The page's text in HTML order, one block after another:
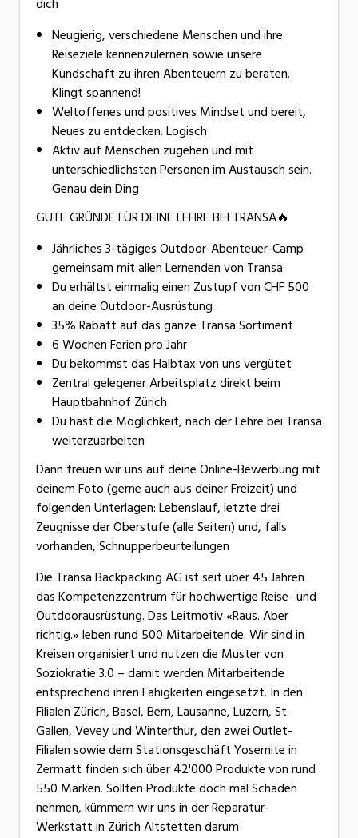
Neugierig, verschiedene Menschen und ihre
Reiseziele kennenzulernen sowie unsere
Kundschaft zu ihren Abenteuern zu beraten.
Klingt spannend!
Weltoffenes und positives Mindset und bereit,
Neues zu entdecken. Logisch
Aktiv auf Menschen zugehen und mit
unterschiedlichsten Personen im Austausch sein.
Genau dein Ding
GUTE GRÜNDE FÜR DEINE LEHRE BEI TRANSA🔥
Jährliches 3-tägiges Outdoor-Abenteuer-Camp
gemeinsam mit allen Lernenden von Transa
Du erhältst einmalig einen Zustupf von CHF 500
an deine Outdoor-Ausrüstung
35% Rabatt auf das ganze Transa Sortiment
6 Wochen Ferien pro Jahr
Du bekommst das Halbtax von uns vergütet
Zentral gelegener Arbeitsplatz direkt beim
Hauptbahnhof Zürich
Du hast die Möglichkeit, nach der Lehre bei Transa
weiterzuarbeiten
Dann freuen wir uns auf deine Online-Bewerbung mit
deinem Foto (gerne auch aus deiner Freizeit) und
folgenden Unterlagen: Lebenslauf, letzte drei
Zeugnisse der Oberstufe (alle Seiten) und, falls
vorhanden, Schnupperbeurteilungen
Die Transa Backpacking AG ist seit über 45 Jahren
das Kompetenzzentrum für hochwertige Reise- und
Outdoorausrüstung. Das Leitmotiv «Raus. Aber
richtig.» leben rund 500 Mitarbeitende. Wir sind in
Kreisen organisiert und nutzen die Muster von
Soziokratie 3.0 – damit werden Mitarbeitende
entsprechend ihren Fähigkeiten eingesetzt. In den
Filialen Zürich, Basel, Bern, Lausanne, Luzern, St.
Gallen, Vevey und Winterthur, den zwei Outlet-
Filialen sowie dem Stationsgeschäft Yosemite in
Zermatt finden sich über 42'000 Produkte von rund
550 Marken. Sollten Produkte doch mal Schaden
nehmen, kümmern wir uns in der Reparatur-
Werkstatt in Zürich Altstetten darum